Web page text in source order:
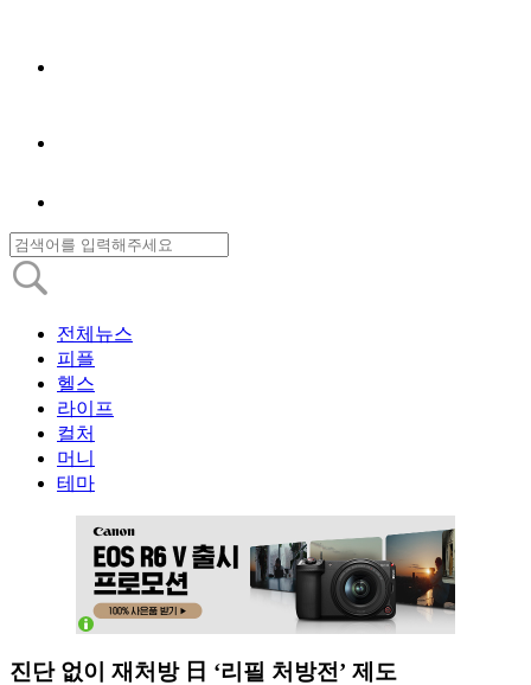
전체뉴스
피플
헬스
라이프
컬처
머니
테마
진단 없이 재처방 日 ‘리필 처방전’ 제도